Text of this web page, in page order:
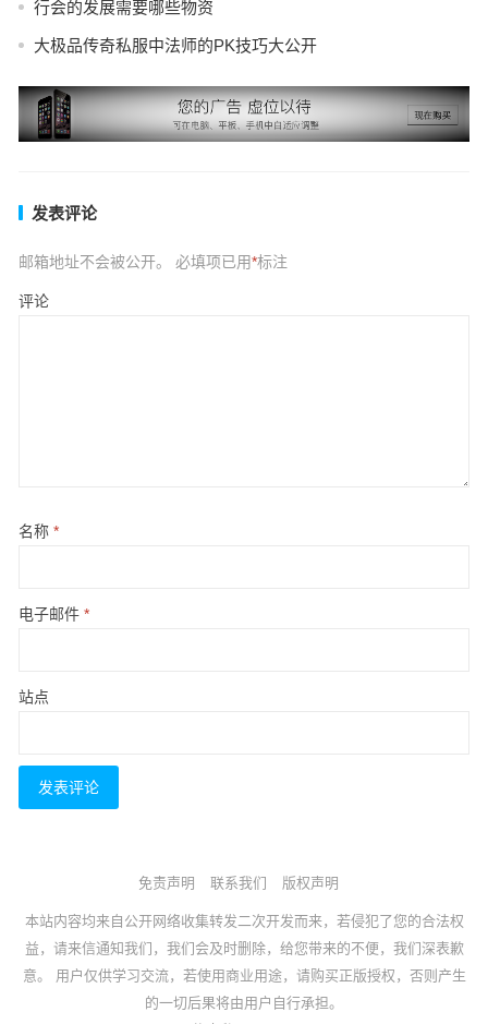
行会的发展需要哪些物资
大极品传奇私服中法师的PK技巧大公开
发表评论
邮箱地址不会被公开。 必填项已用*标注
评论
名称 *
电子邮件 *
站点
免责声明 联系我们 版权声明
本站内容均来自公开网络收集转发二次开发而来，若侵犯了您的合法权
益，请来信通知我们，我们会及时删除，给您带来的不便，我们深表歉
意。 用户仅供学习交流，若使用商业用途，请购买正版授权，否则产生
的一切后果将由用户自行承担。